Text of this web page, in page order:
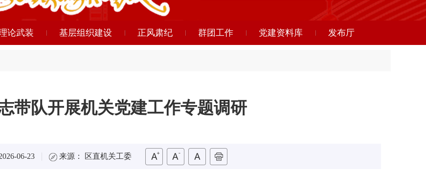
论武装 基层组织建设 正风肃纪 群团工作 党建资料库 发布厅
带队开展机关党建工作专题调研
06-23 来源： 区直机关工委